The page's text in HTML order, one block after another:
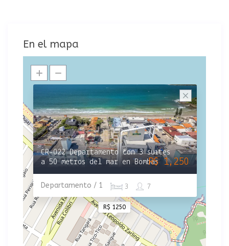
En el mapa
R$ 1250
CR-022 Departamento con 3 suites
a 50 metros del mar en Bombas
Departamento / 1 7
3
R$ 1,250